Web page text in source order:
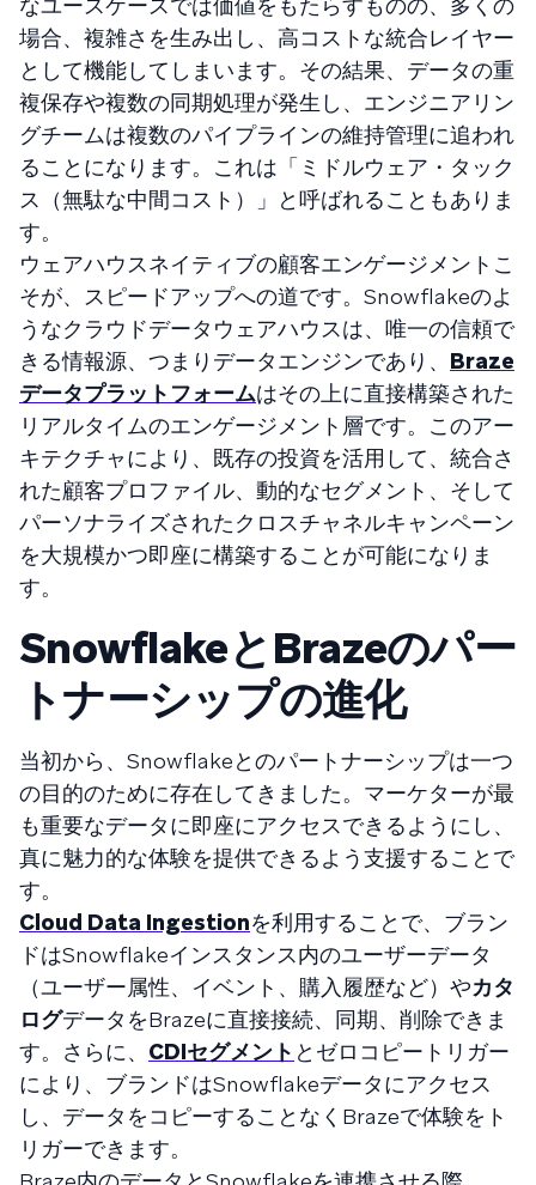
場合、複雑さを生み出し、高コストな統合レイヤー
として機能してしまいます。その結果、データの重
複保存や複数の同期処理が発生し、エンジニアリン
グチームは複数のパイプラインの維持管理に追われ
ることになります。これは「ミドルウェア・タック
ス（無駄な中間コスト）」と呼ばれることもありま
す。
ウェアハウスネイティブの顧客エンゲージメントこ
そが、スピードアップへの道です。Snowflakeのよ
うなクラウドデータウェアハウスは、唯一の信頼で
きる情報源、つまりデータエンジンであり、 Braze
データプラットフォームはその上に直接構築された
リアルタイムのエンゲージメント層です。このアー
キテクチャにより、既存の投資を活用して、統合さ
れた顧客プロファイル、動的なセグメント、そして
パーソナライズされたクロスチャネルキャンペーン
を大規模かつ即座に構築することが可能になりま
す。
SnowflakeとBrazeのパー
トナーシップの進化
当初から、Snowflakeとのパートナーシップは一つ
の目的のために存在してきました。マーケターが最
も重要なデータに即座にアクセスできるようにし、
真に魅力的な体験を提供できるよう支援することで
す。
Cloud Data Ingestionを利用することで、ブラン
ドはSnowflakeインスタンス内のユーザーデータ
（ユーザー属性、イベント、購入履歴など）やカタ
ログデータをBrazeに直接接続、同期、削除できま
す。さらに、 CDIセグメント とゼロコピートリガー
により、ブランドはSnowflakeデータにアクセス
し、データをコピーすることなくBrazeで体験をト
リガーできます。